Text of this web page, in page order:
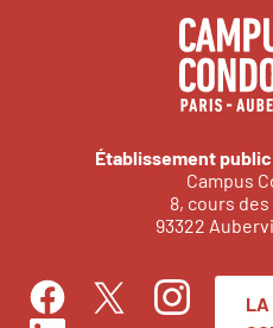
Établissement
Campus
8, cours
93322
FacebookTwitterInstagram
LA